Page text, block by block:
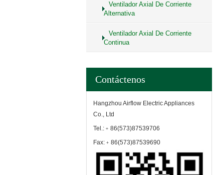
Ventilador Axial De Corriente
Alternativa
Ventilador Axial De Corriente
Continua
Contáctenos
Hangzhou Airflow Electric Appliances
Co., Ltd
Tel.:﹢86(573)87539706
Fax:﹢86(573)87539690